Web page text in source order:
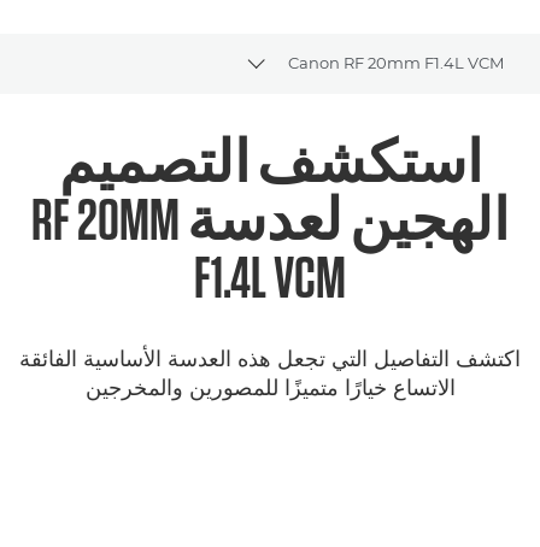
Canon RF 20mm F1.4L VCM
Toggle breadcrumbs
المواصفات
المعرض
استكشف التصميم
الهجين لعدسة RF 20MM
F1.4L VCM
اكتشف التفاصيل التي تجعل هذه العدسة الأساسية الفائقة
الاتساع خيارًا متميزًا للمصورين والمخرجين